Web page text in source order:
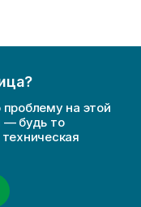
на этой
— будь то